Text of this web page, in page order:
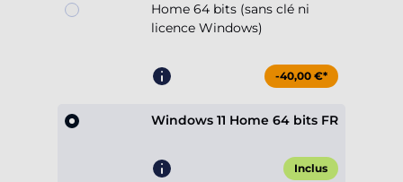
Home 64 bits (sans clé ni
licence Windows)
-40,00 €*
Windows 11 Home 64 bits FR
Inclus